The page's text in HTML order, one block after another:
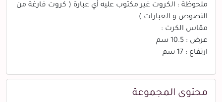
ملحوظة : الكروت غير مكتوب عليه أي عبارة ( كروت فارغة من
النصوص و العبارات )
مقاس الكرت :
عرض : 10.5 سم
ارتفاع : 17 سم
محتوى المجموعة